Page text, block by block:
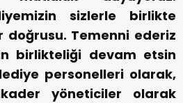
sizlerle birlikte
Temenni ederiz
birlikteliği devam etsin
personelleri olarak,
yöneticiler olarak